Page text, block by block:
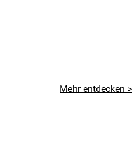
Mehr entdecken >